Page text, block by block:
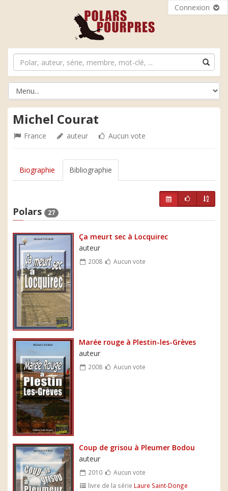
Connexion
Michel Courat
France auteur Aucun vote
Biographie Bibliographie
Polars 27
Ça meurt sec à Locquirec
auteur
2008 Aucun vote
Marée rouge à Plestin-les-Grèves
auteur
2008 Aucun vote
Coup de grisou à Pleumer Bodou
auteur
2010
Aucun vote
livre de la série Laure Saint-Donge